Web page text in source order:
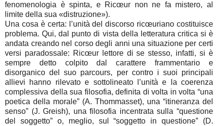
fenomenologia è spinta, e Ricœur non ne fa mistero, al
limite della sua «distruzione»).
Una cosa è certa: l’unità del discorso ricœuriano costituisce
problema. Qui, dal punto di vista della letteratura critica si è
andata creando nel corso degli anni una situazione per certi
versi paradossale: Ricœur lettore di se stesso, infatti, si è
sempre detto colpito dal carattere frammentario e
disorganico del suo parcours, per contro i suoi principali
allievi hanno rilevato e sottolineato l’unità e la coerenza
complessiva della sua filosofia, definita di volta in volta “una
poetica della morale” (A. Thommasset), una “itineranza del
senso” (J. Greish), una filosofia incentrata sulla “questione
del soggetto” o, meglio, sul “soggetto in questione” (D.